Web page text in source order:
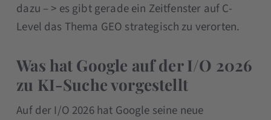
dazu – > es gibt gerade ein Zeitfenster auf C-
Level das Thema GEO strategisch zu verorten.
Was hat Google auf der I/O 2026
zu KI-Suche vorgestellt
Auf der I/O 2026 hat Google seine neue